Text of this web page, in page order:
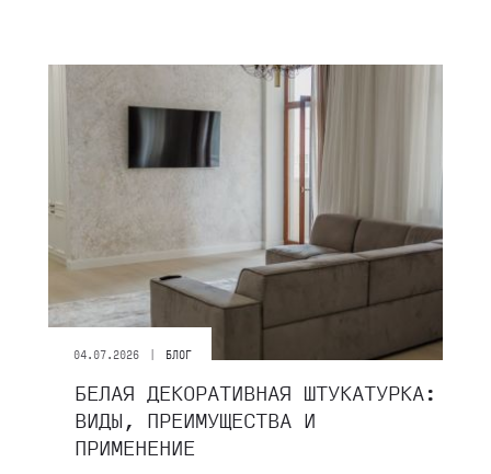
04.07.2026 БЛОГ
БЕЛАЯ ДЕКОРАТИВНАЯ ШТУКАТУРКА:
ВИДЫ, ПРЕИМУЩЕСТВА И
ПРИМЕНЕНИЕ